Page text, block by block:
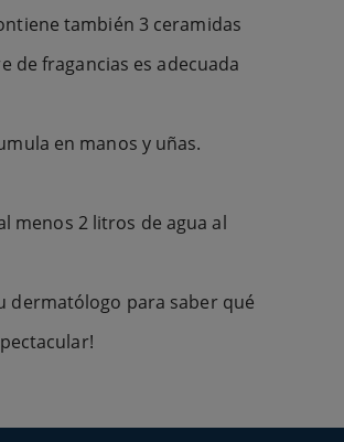
también 3 ceramidas
de fragancias es adecuada
en manos y uñas.
menos 2 litros de agua al
dermatólogo para saber qué